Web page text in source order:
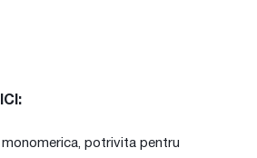
monomerica, potrivita pentru